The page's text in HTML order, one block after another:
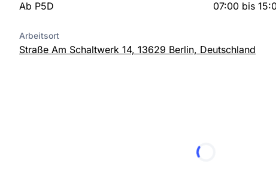
Ab P5D 07:00 bis
Arbeitsort
Straße Am Schaltwerk 14, 13629 Berlin, Deutschland